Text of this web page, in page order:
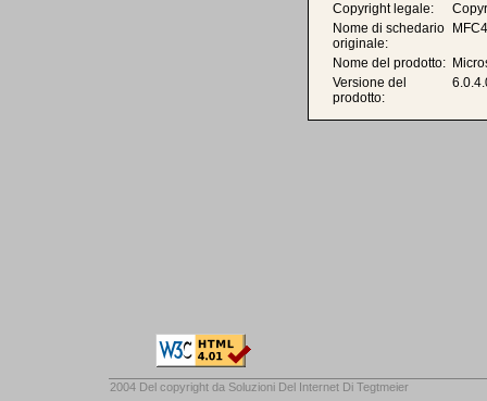
Copyright legale:
Nome di schedario
originale:
Nome del prodotto:
Versione del
prodotto:
2004 Del copyright da Soluzioni Del Internet Di Tegtmeier